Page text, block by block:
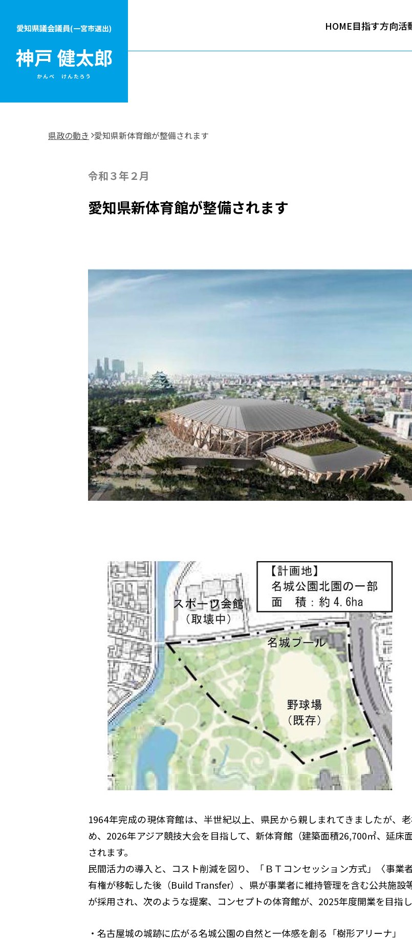
愛知県議会議員(一宮市選出)
かんべ けんたろう
HOME目指す方向活
県政の動き 愛知県新体育館が整備されます
令和３年２月
愛知県新体育館が整備されます
1964年完成の現体育館は、半世紀以上、県民から親しまれてきましたが、
め、2026年アジア競技大会を目指して、新体育館（建築面積26,700㎡、延床
されます。
民間活力の導入と、コスト削減を図り、「ＢＴコンセッション方式」〈事業
有権が移転した後（Build Transfer）、県が事業者に維持管理を含む公共施設
が採用され、次のような提案、コンセプトの体育館が、2025年度開業を目指し
・名古屋城の城跡に広がる名城公園の自然と一体感を創る「樹形アリーナ」